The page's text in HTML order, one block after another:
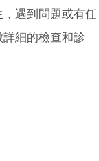
遇到問題或有任
細的檢查和診